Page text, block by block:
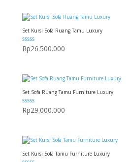
Set Kursi Sofa Ruang Tamu Luxury
Dinilai
5.00
dari 5
Rp26.500.000
Set Sofa Ruang Tamu Furniture Luxury
Dinilai
5.00
dari 5
Rp29.000.000
Set Kursi Sofa Tamu Furniture Luxury